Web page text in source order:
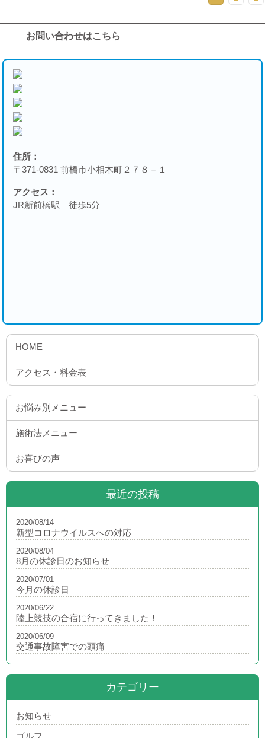
お問い合わせはこちら
住所：
〒371-0831 前橋市小相木町２７８－１
アクセス：
JR新前橋駅 徒歩5分
HOME
アクセス・料金表
お悩み別メニュー
施術法メニュー
お喜びの声
最近の投稿
新型コロナウイルスへの対応
2020/08/14
8月の休診日のお知らせ
2020/08/04
今月の休診日
2020/07/01
陸上競技の合宿に行ってきました！
2020/06/22
交通事故障害での頭痛
2020/06/09
カテゴリー
お知らせ